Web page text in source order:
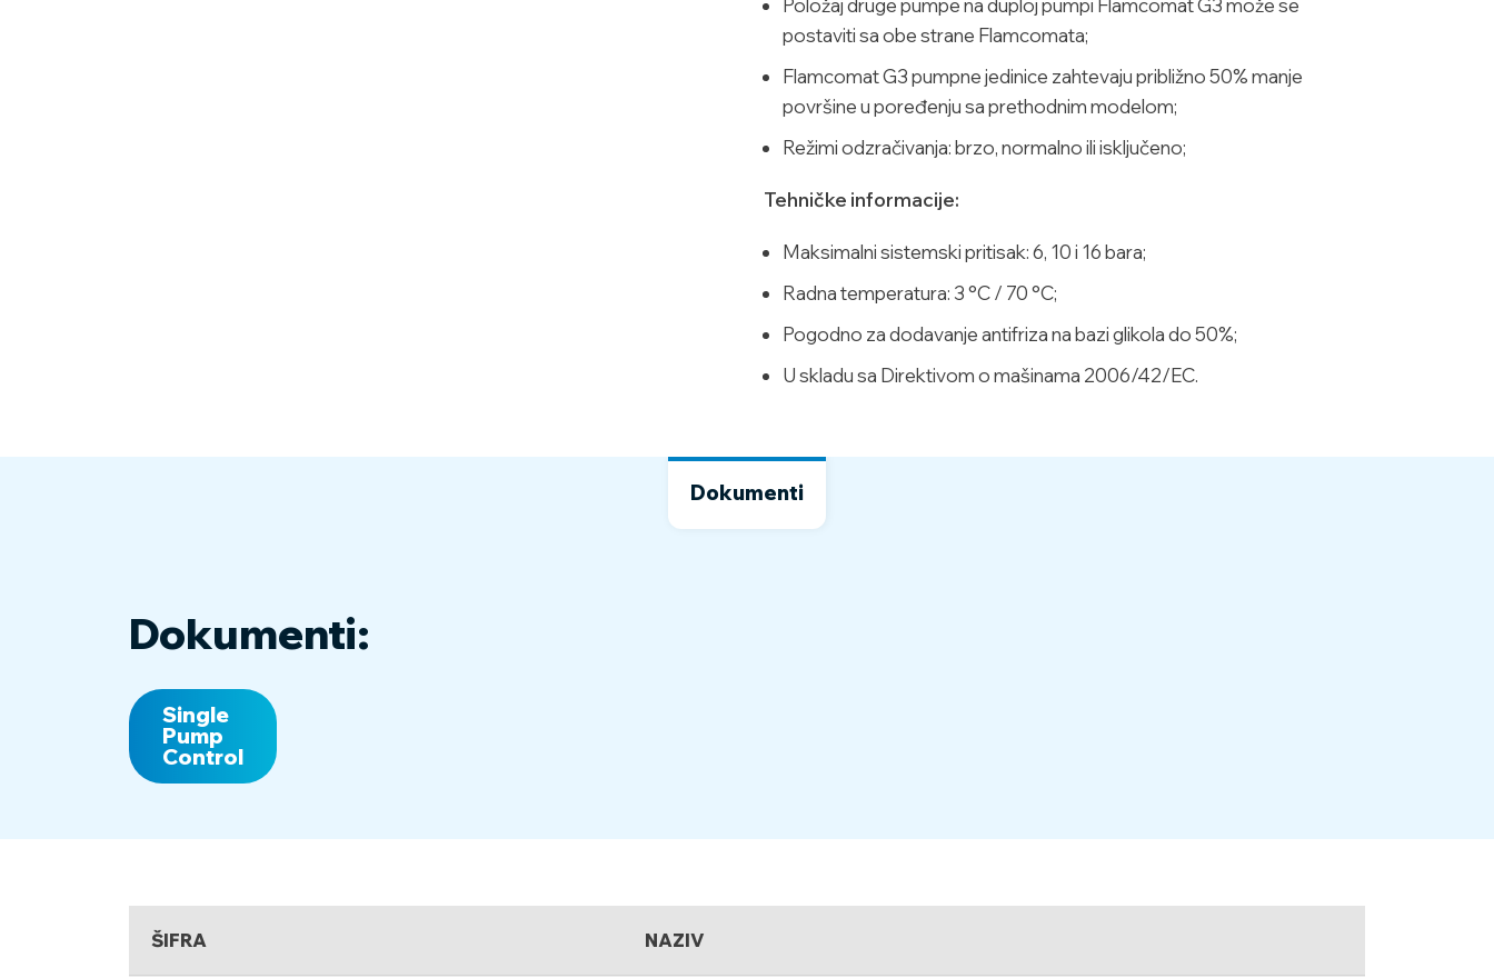
Položaj druge pumpe na duploj pumpi Flamcomat G3 može se
postaviti sa obe strane Flamcomata;
Flamcomat G3 pumpne jedinice zahtevaju približno 50% manje
površine u poređenju sa prethodnim modelom;
Režimi odzračivanja: brzo, normalno ili isključeno;
Tehničke informacije:
Maksimalni sistemski pritisak: 6, 10 i 16 bara;
Radna temperatura: 3 °C / 70 °C;
Pogodno za dodavanje antifriza na bazi glikola do 50%;
U skladu sa Direktivom o mašinama 2006/42/EC.
Dokumenti
Dokumenti:
Single
Pump
Control
ŠIFRA NAZIV